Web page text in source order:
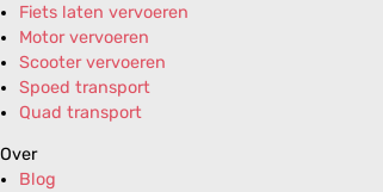
Fiets laten vervoeren
Motor vervoeren
Scooter vervoeren
Spoed transport
Quad transport
Over
Blog